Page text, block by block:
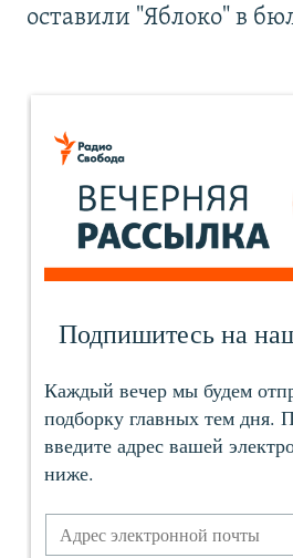
оставили "Яблоко" в